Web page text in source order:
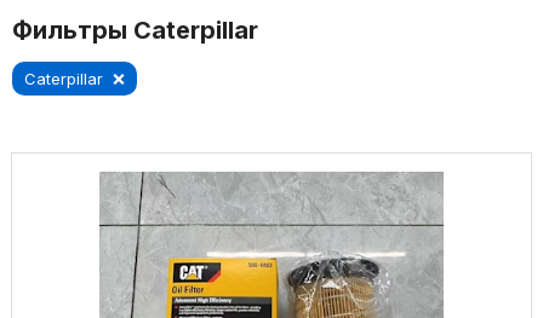
Фильтры Caterpillar
Caterpillar